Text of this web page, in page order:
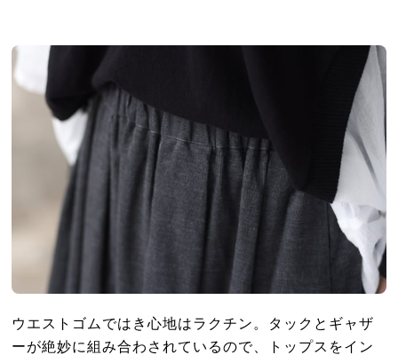
ウエストゴムではき心地はラクチン。タックとギャザ
ーが絶妙に組み合わされているので、トップスをイン